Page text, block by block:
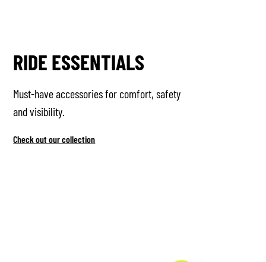
RIDE ESSENTIALS
Must-have accessories for comfort, safety
and visibility.
Check out our collection